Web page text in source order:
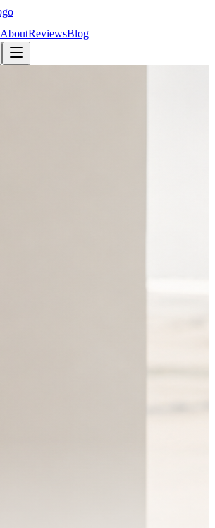
AboutReviewsBlog